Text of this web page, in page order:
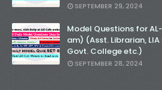
SEPTEMBER 29, 2024
Model Questions for
am) (Asst. Librarian, LIA
Govt. College etc.)
SEPTEMBER 28, 2024